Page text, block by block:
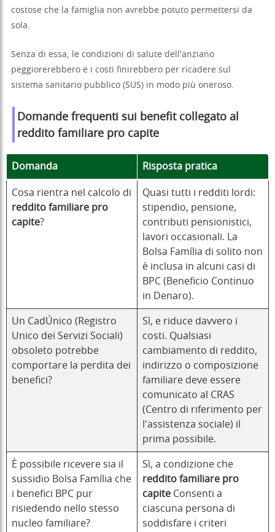
costose che la famiglia non avrebbe potuto permettersi da
sola.
Senza di essa, le condizioni di salute dell'anziano
peggiorerebbero e i costi finirebbero per ricadere sul
sistema sanitario pubblico (SUS) in modo più oneroso.
Domande frequenti sui benefit collegato al
reddito familiare pro capite
Domanda Risposta pratica
Cosa rientra nel calcolo di
reddito familiare pro
capite?
Quasi tutti i redditi lordi:
stipendio, pensione,
contributi pensionistici,
lavori occasionali. La
Bolsa Família di solito non
è inclusa in alcuni casi di
BPC (Beneficio Continuo
in Denaro).
Un CadÚnico (Registro
Unico dei Servizi Sociali)
obsoleto potrebbe
comportare la perdita dei
benefici?
Sì, e riduce davvero i
costi. Qualsiasi
cambiamento di reddito,
indirizzo o composizione
familiare deve essere
comunicato al CRAS
(Centro di riferimento per
l'assistenza sociale) il
prima possibile.
È possibile ricevere sia il
sussidio Bolsa Família che
i benefici BPC pur
risiedendo nello stesso
nucleo familiare?
Sì, a condizione che
reddito familiare pro
capite Consenti a
ciascuna persona di
soddisfare i criteri